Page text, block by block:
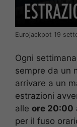
Eurojackpot 19
Ogni
sempre da un
arrivare a un
estrazioni
alle ore 20:00
per il fuso